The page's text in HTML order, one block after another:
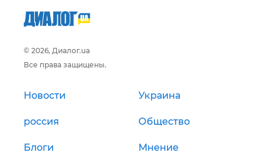
© 2026, Диалог.ua
Все права защищены.
Новости Украина
россия Общество
Блоги Мнение